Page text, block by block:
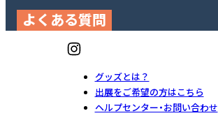
よくある質問
グッズとは？
出展をご希望の方はこちら
ヘルプセンター・お問い合わせ